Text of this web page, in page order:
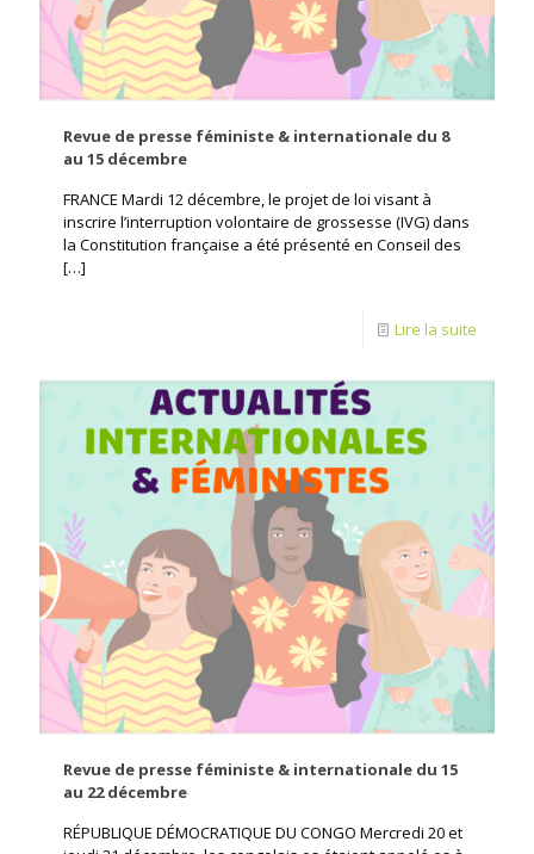
Revue de presse féministe & internationale du 8
au 15 décembre
FRANCE Mardi 12 décembre, le projet de loi visant à
inscrire l’interruption volontaire de grossesse (IVG) dans
la Constitution française a été présenté en Conseil des
[…]
Lire la suite
Revue de presse féministe & internationale du 15
au 22 décembre
RÉPUBLIQUE DÉMOCRATIQUE DU CONGO Mercredi 20 et